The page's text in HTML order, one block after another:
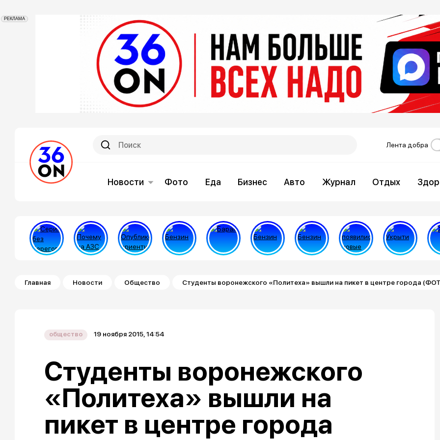
РЕКЛАМА
Лента добра
Новости Фото Еда Бизнес Авто Журнал Отдых
Строка навигации
Главная Новости Общество Студенты воронежского «Политеха» вышли на пикет в центре города
общество 19 ноября 2015, 14:54
Студенты воронежского
«Политеха» вышли на
пикет в центре города